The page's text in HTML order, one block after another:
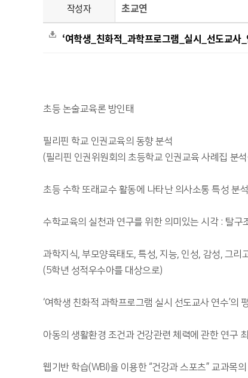
작성자 초교연
‘여학생_친화적_과학프로그램_실시_선도교사
초등 논술교육론 방인태
필리핀 학교 인권교육의 동향 분석
(필리핀 인권위원회의 초등학교 인권교육 사례집 분
초등 수학 또래교수 활동에 나타난 의사소통 특성 분
수학교육의 실천과 연구를 위한 의미있는 시각 : 탈구
과학지식, 부모양육태도, 특성, 지능, 인성, 감성, 그리
(5학년 성적우수아를 대상으로)
‘여학생 친화적 과학프로그램 실시 선도교사 연수’의
아동의 생활환경 조건과 건강관련 체력에 관한 연구
웹기반 학습(WBI)을 이용한 “건강과 스포츠” 교과목